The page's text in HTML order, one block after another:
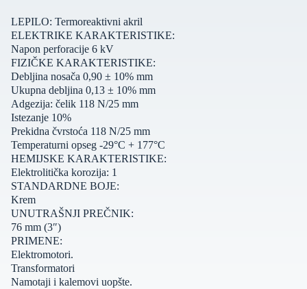
LEPILO: Termoreaktivni akril
ELEKTRIKE KARAKTERISTIKE:
Napon perforacije 6 kV
FIZIČKE KARAKTERISTIKE:
Debljina nosača 0,90 ± 10% mm
Ukupna debljina 0,13 ± 10% mm
Adgezija: čelik 118 N/25 mm
Istezanje 10%
Prekidna čvrstoća 118 N/25 mm
Temperaturni opseg -29°C + 177°C
HEMIJSKE KARAKTERISTIKE:
Elektrolitička korozija: 1
STANDARDNE BOJE:
Krem
UNUTRAŠNJI PREČNIK:
76 mm (3″)
PRIMENE:
Elektromotori.
Transformatori
Namotaji i kalemovi uopšte.